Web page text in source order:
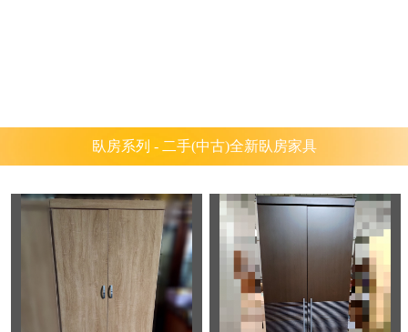
臥房系列 - 二手(中古)全新臥房家具